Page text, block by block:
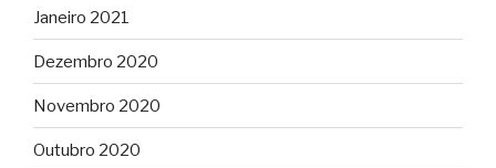
Janeiro 2021
Dezembro 2020
Novembro 2020
Outubro 2020